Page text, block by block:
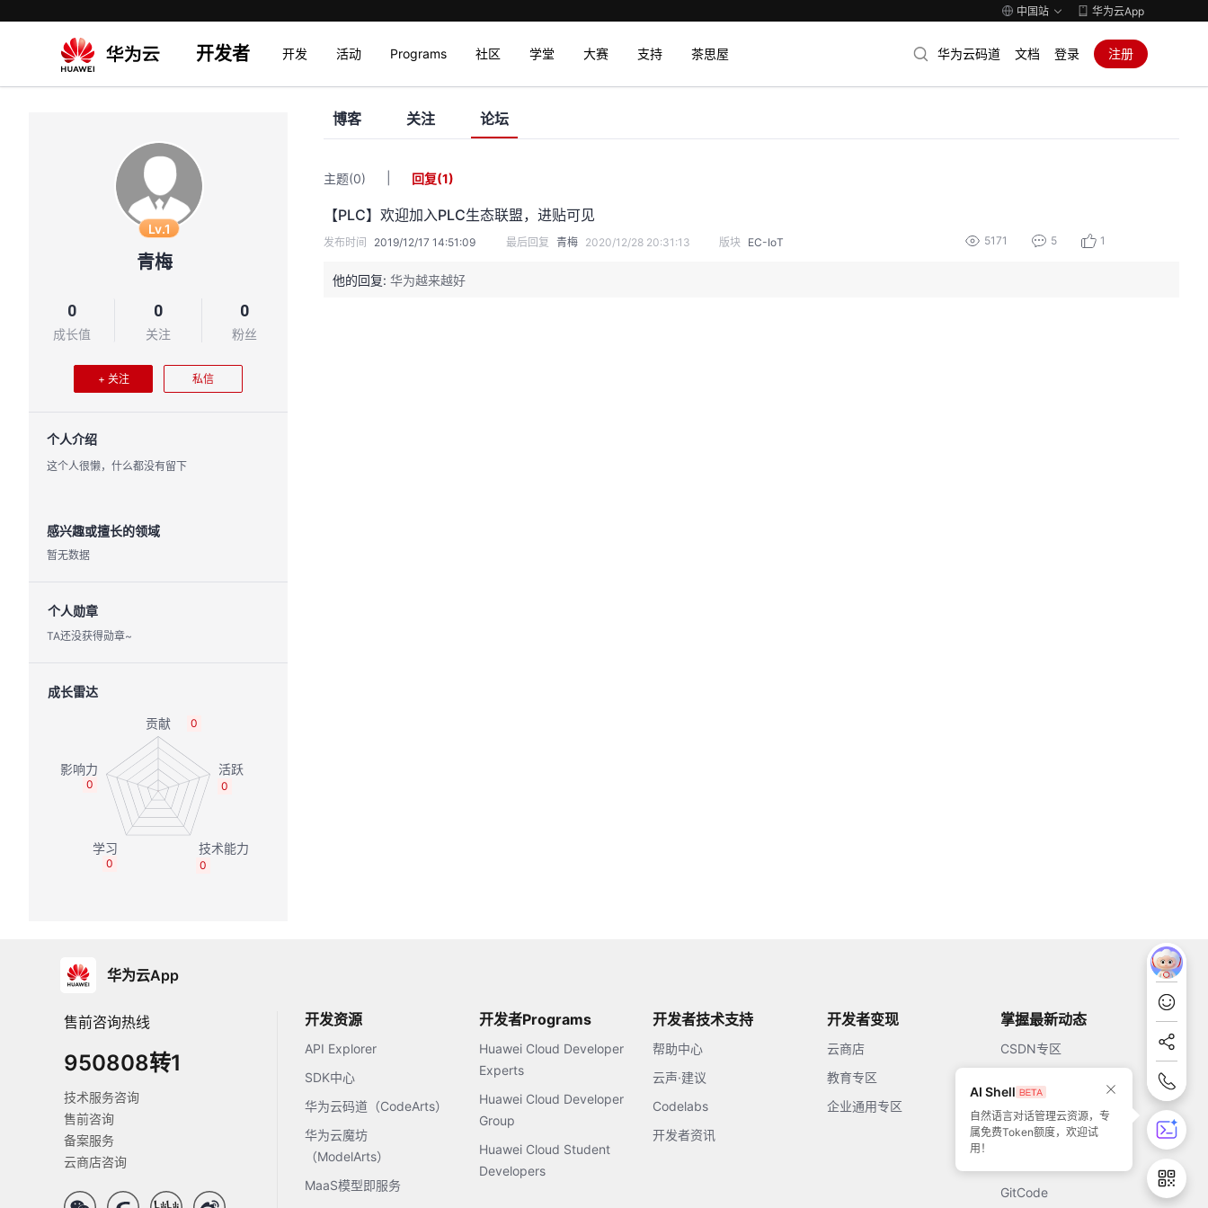
中国站 华为云App
开发者 开发 活动 Programs 社区 学堂 大赛 支持 茶思屋 华为云码道 文档 登录 注册
Lv.1
青梅
0
成长值
0
关注
0
粉丝
+ 关注 私信
个人介绍
这个人很懒，什么都没有留下
感兴趣或擅长的领域
暂无数据
个人勋章
TA还没获得勋章~
成长雷达
0
0
0
0
0
博客 关注 论坛
主题(0) 回复(1)
【PLC】欢迎加入PLC生态联盟，进贴可见
发布时间 2019/12/17 14:51:09 最后回复 青梅 2020/12/28 20:31:13 版块 EC-IoT 5171 5 1
他的回复: 华为越来越好
华为云App
售前咨询热线
950808转1
技术服务咨询
售前咨询
备案服务
云商店咨询
开发资源
API Explorer
SDK中心
华为云码道（CodeArts）
华为云魔坊
（ModelArts）
MaaS模型即服务
开发者Programs
Huawei Cloud Developer
Experts
Huawei Cloud Developer
Group
Huawei Cloud Student
Developers
开发者技术支持
帮助中心
云声·建议
Codelabs
开发者资讯
开发者变现
云商店
教育专区
企业通用专区
掌握最新动态
CSDN专区
51CTO
GitCode
AI Shell
自然语言对话管理云资源，专
属免费Token额度，欢迎试
用！